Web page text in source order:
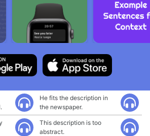
He fits the description in
the newspaper.
This description is too
abstract.